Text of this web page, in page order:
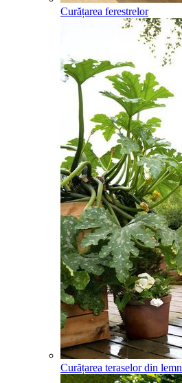
Curățarea ferestrelor
Curățarea teraselor din lemn